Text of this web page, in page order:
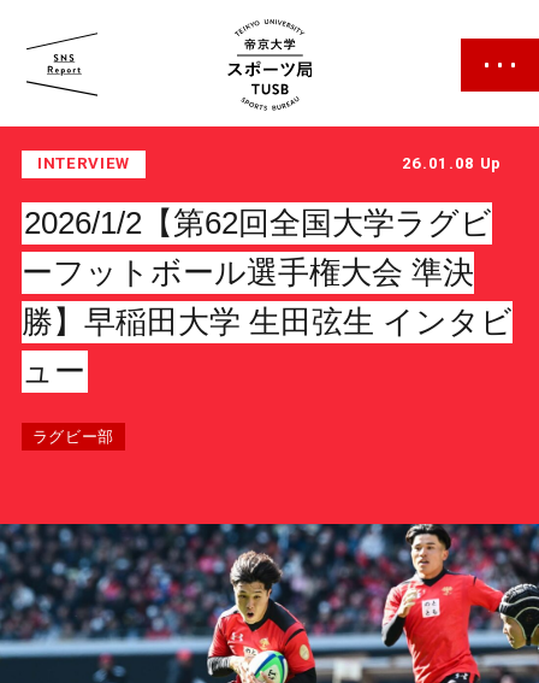
帝京大学 スポーツ局
スポーツ局について
クラブ紹介
クラブ一覧
サポーターの会カレンダー
お知らせ
サポート情報
INTERVIEW 26.01.08 Up
2026/1/2【第62回全国大学ラグビ
ーフットボール選手権大会 準決
勝】早稲田大学 生田弦生 インタビ
ュー
ラグビー部